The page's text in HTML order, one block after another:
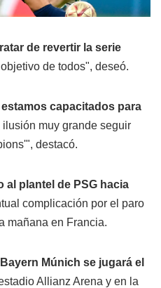
de revertir la serie
de todos", deseó.
capacitados para
ilusión muy grande seguir
destacó.
al plantel de PSG hacia
complicación por el paro
mañana en Francia.
Múnich se jugará el
Allianz Arena y en la